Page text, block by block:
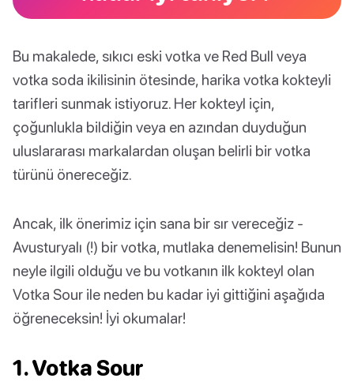
Bu makalede, sıkıcı eski votka ve Red Bull veya
votka soda ikilisinin ötesinde, harika votka kokteyli
tarifleri sunmak istiyoruz. Her kokteyl için,
çoğunlukla bildiğin veya en azından duyduğun
uluslararası markalardan oluşan belirli bir votka
türünü önereceğiz.
Ancak, ilk önerimiz için sana bir sır vereceğiz -
Avusturyalı (!) bir votka, mutlaka denemelisin! Bunun
neyle ilgili olduğu ve bu votkanın ilk kokteyl olan
Votka Sour ile neden bu kadar iyi gittiğini aşağıda
öğreneceksin! İyi okumalar!
1. Votka Sour